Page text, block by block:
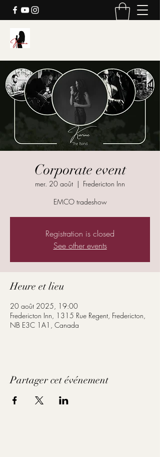
Corporate event
mer. 20 août
  |
Fredericton Inn
EMCO tradeshow
Registration is closed
See other events
Heure et lieu
20 août 2025, 19:00
Fredericton Inn, 1315 Rue Regent, Fredericton,
NB E3C 1A1, Canada
Partager cet événement